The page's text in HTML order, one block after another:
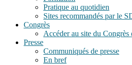
Pratique au quotidien
Sites recommandés par le
Congrès
Accéder au site du Congrès
Presse
Communiqués de presse
En bref